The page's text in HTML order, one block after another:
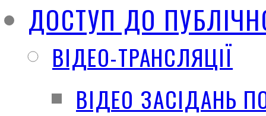
ДОСТУП ДО
ВІДЕО-ТРАНСЛЯЦІЇ
ВІДЕО ЗАСІДАНЬ